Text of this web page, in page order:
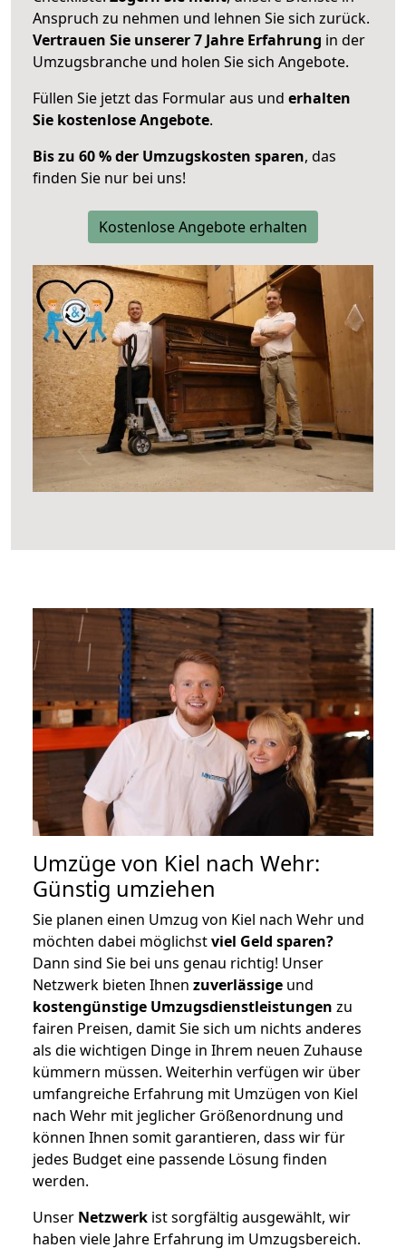
Anspruch zu nehmen und lehnen Sie sich zurück.
Vertrauen Sie unserer 7 Jahre Erfahrung in der
Umzugsbranche und holen Sie sich Angebote.
Füllen Sie jetzt das Formular aus und erhalten
Sie kostenlose Angebote.
Bis zu 60 % der Umzugskosten sparen, das
finden Sie nur bei uns!
Kostenlose Angebote erhalten
Umzüge von Kiel nach Wehr:
Günstig umziehen
Sie planen einen Umzug von Kiel nach Wehr und
möchten dabei möglichstviel Geld sparen?
Dann sind Sie bei uns genau richtig! Unser
Netzwerk bieten Ihnen zuverlässige und
kostengünstige Umzugsdienstleistungen zu
fairen Preisen, damit Sie sich um nichts anderes
als die wichtigen Dinge in Ihrem neuen Zuhause
kümmern müssen. Weiterhin verfügen wir über
umfangreiche Erfahrung mit Umzügen von Kiel
nach Wehr mit jeglicher Größenordnung und
können Ihnen somit garantieren, dass wir für
jedes Budget eine passende Lösung finden
werden.
Unser Netzwerk ist sorgfältig ausgewählt, wir
haben viele Jahre Erfahrung im Umzugsbereich.